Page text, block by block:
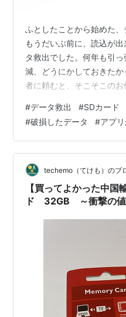
ふとしたことから始めた、
もうだいぶ前に、読込が
タ救出でした。何年も引
減、どうにかしておきた
者に頼むと、そこそこの
ります。 さて。とはいえ
に魚のホネが刺さったまん
るので、とりあえず業者
ポチポチ探し始めました
いくつかに絞れたものの、
まだ頼んではおりません
#データ救出 #SDカード
#破損したデータ #アプ
techemo（てけも）のブ
【買ってよかった中
ド 32GB ～衝撃の値